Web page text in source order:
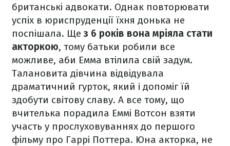
британські адвокати. Однак повторювати
успіх в юриспруденції їхня донька не
поспішала. Щез 6 років вона мріяла стати
акторкою, тому батьки робили все
можливе, аби Емма втілила свій задум.
Талановита дівчина відвідувала
драматичний гурток, який і допоміг їй
здобути світову славу. А все тому, що
вчителька порадила Еммі Вотсон взяти
участь у прослуховуваннях до першого
фільму про Гаррі Поттера. Юна акторка, не